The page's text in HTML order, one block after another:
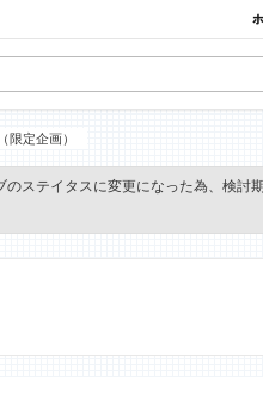
限定企画）
ステイタスに変更になった為、検討